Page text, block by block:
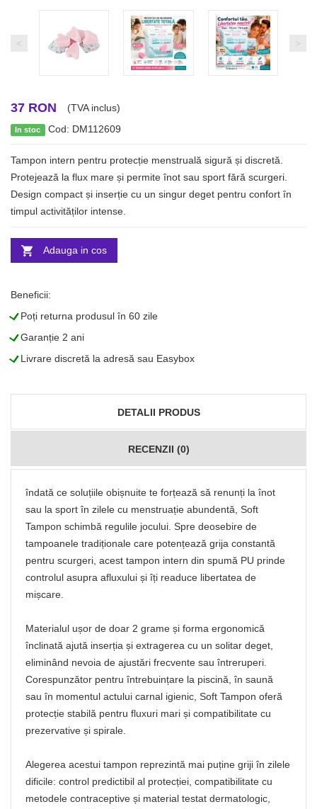
< >
37 RON (TVA inclus)
In stoc Cod: DM112609
Tampon intern pentru protecție menstruală sigură și discretă.
Protejează la flux mare și permite înot sau sport fără scurgeri.
Design compact și inserție cu un singur deget pentru confort în
timpul activităților intense.
Adauga in cos
Beneficii:
LPoți returna produsul în 60 zile
LGaranție 2 ani
LLivrare discretă la adresă sau Easybox
DETALII PRODUS
RECENZII (0)
îndată ce soluțiile obișnuite te forțează să renunți la înot
sau la sport în zilele cu menstruație abundentă, Soft
Tampon schimbă regulile jocului. Spre deosebire de
tampoanele tradiționale care potențează grija constantă
pentru scurgeri, acest tampon intern din spumă PU prinde
controlul asupra afluxului și îți readuce libertatea de
mișcare.
Materialul ușor de doar 2 grame și forma ergonomică
înclinată ajută inserția și extragerea cu un solitar deget,
eliminând nevoia de ajustări frecvente sau întreruperi.
Corespunzător pentru întrebuințare la piscină, în saună
sau în momentul actului carnal igienic, Soft Tampon oferă
protecție stabilă pentru fluxuri mari și compatibilitate cu
prezervative și spirale.
Alegerea acestui tampon reprezintă mai puține griji în zilele
dificile: control predictibil al protecției, compatibilitate cu
metodele contraceptive și material testat dermatologic,